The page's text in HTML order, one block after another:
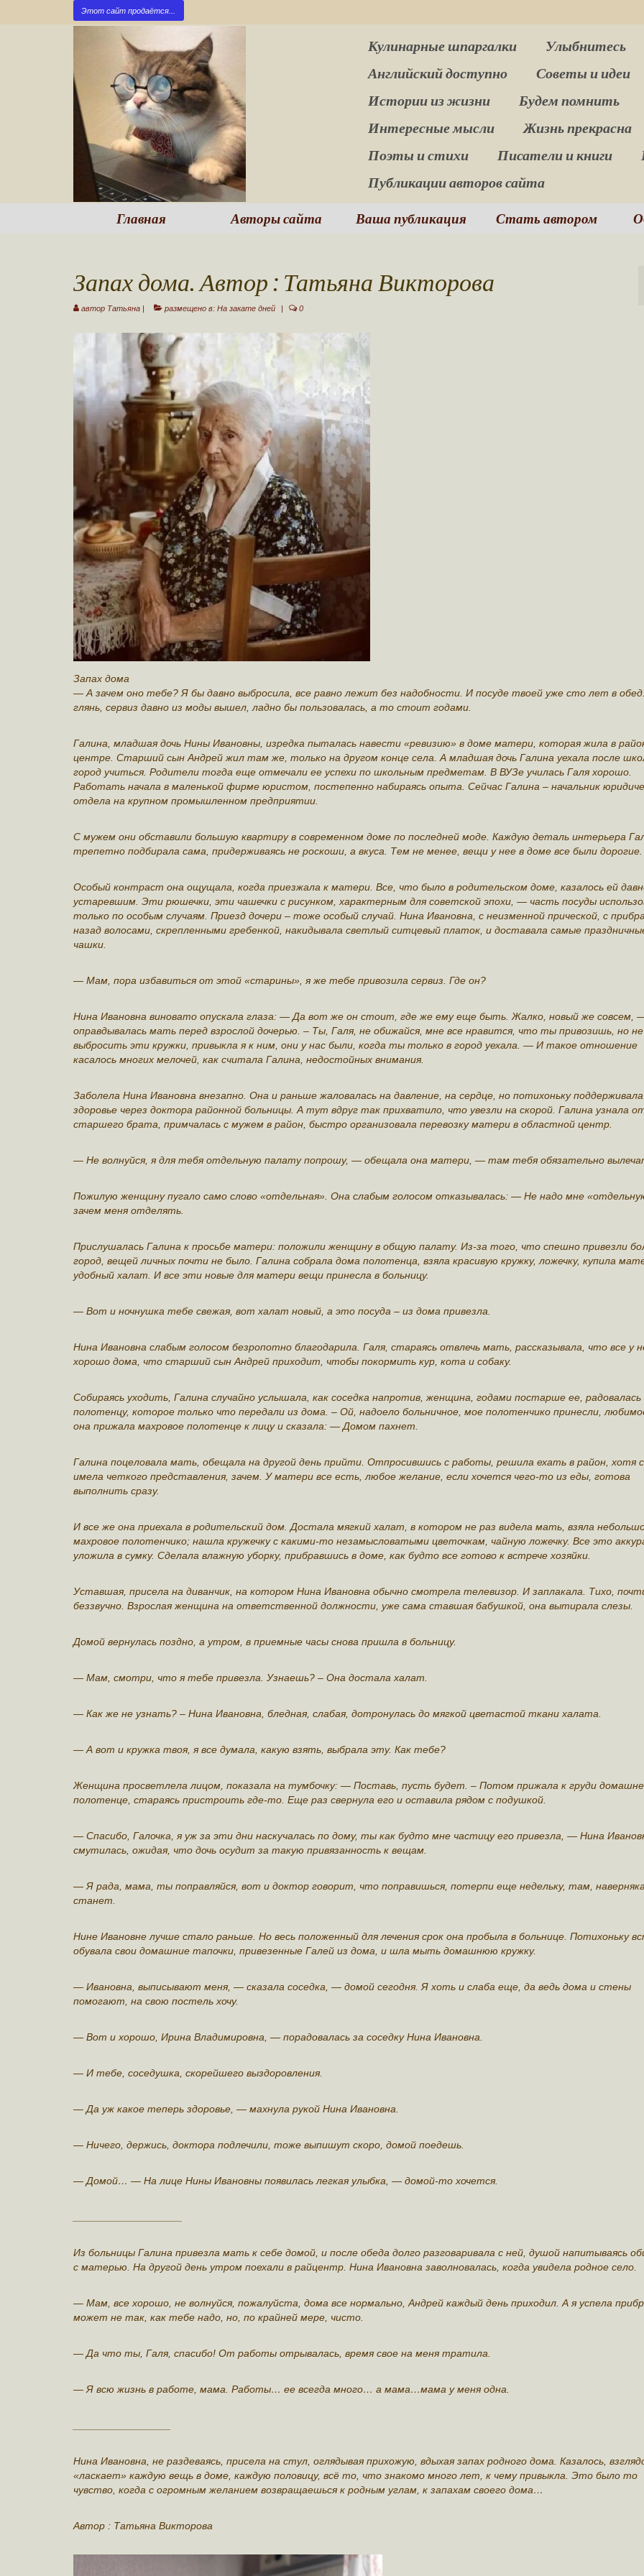
Этот сайт продаётся...
Кулинарные шпаргалки Улыбнитесь
Английский доступно
Советы и идеи
Истории из жизни
Будем помнить
Интересные мысли
Жизнь прекрасна
Поэты и стихи
Писатели и книги
Публикации авторов сайта
Главная Авторы сайта Ваша публикация Стать автором
Запах дома. Автор : Татьяна Викторова
автор Татьяна | размещено в: На закате дней | 0
Запах дома
— А зачем оно тебе? Я бы давно выбросила, все равно лежит без надобности. И посуде твоей уже сто лет в
глянь, сервиз давно из моды вышел, ладно бы пользовалась, а то стоит годами.
Галина, младшая дочь Нины Ивановны, изредка пыталась навести «ревизию» в доме матери, которая жила в
центре. Старший сын Андрей жил там же, только на другом конце села. А младшая дочь Галина уехала после
город учиться. Родители тогда еще отмечали ее успехи по школьным предметам. В ВУЗе училась Галя хорошо.
Работать начала в маленькой фирме юристом, постепенно набираясь опыта. Сейчас Галина – начальник
отдела на крупном промышленном предприятии.
С мужем они обставили большую квартиру в современном доме по последней моде. Каждую деталь интерьера
трепетно подбирала сама, придерживаясь не роскоши, а вкуса. Тем не менее, вещи у нее в доме все были дорогие.
Особый контраст она ощущала, когда приезжала к матери. Все, что было в родительском доме, казалось ей
устаревшим. Эти рюшечки, эти чашечки с рисунком, характерным для советской эпохи, — часть посуды
только по особым случаям. Приезд дочери – тоже особый случай. Нина Ивановна, с неизменной прической, с
назад волосами, скрепленными гребенкой, накидывала светлый ситцевый платок, и доставала самые
чашки.
— Мам, пора избавиться от этой «старины», я же тебе привозила сервиз. Где он?
Нина Ивановна виновато опускала глаза: — Да вот же он стоит, где же ему еще быть. Жалко, новый же совсем,
оправдывалась мать перед взрослой дочерью. – Ты, Галя, не обижайся, мне все нравится, что ты привозишь, но
выбросить эти кружки, привыкла я к ним, они у нас были, когда ты только в город уехала. — И такое отношение
касалось многих мелочей, как считала Галина, недостойных внимания.
Заболела Нина Ивановна внезапно. Она и раньше жаловалась на давление, на сердце, но потихоньку поддерживала
здоровье через доктора районной больницы. А тут вдруг так прихватило, что увезли на скорой. Галина узнала
старшего брата, примчалась с мужем в район, быстро организовала перевозку матери в областной центр.
— Не волнуйся, я для тебя отдельную палату попрошу, — обещала она матери, — там тебя обязательно
Пожилую женщину пугало само слово «отдельная». Она слабым голосом отказывалась: — Не надо мне
зачем меня отделять.
Прислушалась Галина к просьбе матери: положили женщину в общую палату. Из-за того, что спешно привезли
город, вещей личных почти не было. Галина собрала дома полотенца, взяла красивую кружку, ложечку, купила
удобный халат. И все эти новые для матери вещи принесла в больницу.
— Вот и ночнушка тебе свежая, вот халат новый, а это посуда – из дома привезла.
Нина Ивановна слабым голосом безропотно благодарила. Галя, стараясь отвлечь мать, рассказывала, что все у
хорошо дома, что старший сын Андрей приходит, чтобы покормить кур, кота и собаку.
Собираясь уходить, Галина случайно услышала, как соседка напротив, женщина, годами постарше ее, радовалась
полотенцу, которое только что передали из дома. – Ой, надоело больничное, мое полотенчико принесли,
она прижала махровое полотенце к лицу и сказала: — Домом пахнет.
Галина поцеловала мать, обещала на другой день прийти. Отпросившись с работы, решила ехать в район, хотя
имела четкого представления, зачем. У матери все есть, любое желание, если хочется чего-то из еды, готова
выполнить сразу.
И все же она приехала в родительский дом. Достала мягкий халат, в котором не раз видела мать, взяла
махровое полотенчико; нашла кружечку с какими-то незамысловатыми цветочкам, чайную ложечку. Все это
уложила в сумку. Сделала влажную уборку, прибравшись в доме, как будто все готово к встрече хозяйки.
Уставшая, присела на диванчик, на котором Нина Ивановна обычно смотрела телевизор. И заплакала. Тихо,
беззвучно. Взрослая женщина на ответственной должности, уже сама ставшая бабушкой, она вытирала слезы.
Домой вернулась поздно, а утром, в приемные часы снова пришла в больницу.
— Мам, смотри, что я тебе привезла. Узнаешь? – Она достала халат.
— Как же не узнать? – Нина Ивановна, бледная, слабая, дотронулась до мягкой цветастой ткани халата.
— А вот и кружка твоя, я все думала, какую взять, выбрала эту. Как тебе?
Женщина просветлела лицом, показала на тумбочку: — Поставь, пусть будет. – Потом прижала к груди
полотенце, стараясь пристроить где-то. Еще раз свернула его и оставила рядом с подушкой.
— Спасибо, Галочка, я уж за эти дни наскучалась по дому, ты как будто мне частицу его привезла, — Нина
смутилась, ожидая, что дочь осудит за такую привязанность к вещам.
— Я рада, мама, ты поправляйся, вот и доктор говорит, что поправишься, потерпи еще недельку, там,
станет.
Нине Ивановне лучше стало раньше. Но весь положенный для лечения срок она пробыла в больнице. Потихоньку
обувала свои домашние тапочки, привезенные Галей из дома, и шла мыть домашнюю кружку.
— Ивановна, выписывают меня, — сказала соседка, — домой сегодня. Я хоть и слаба еще, да ведь дома и стены
помогают, на свою постель хочу.
— Вот и хорошо, Ирина Владимировна, — порадовалась за соседку Нина Ивановна.
— И тебе, соседушка, скорейшего выздоровления.
— Да уж какое теперь здоровье, — махнула рукой Нина Ивановна.
— Ничего, держись, доктора подлечили, тоже выпишут скоро, домой поедешь.
— Домой… — На лице Нины Ивановны появилась легкая улыбка, — домой-то хочется.
Из больницы Галина привезла мать к себе домой, и после обеда долго разговаривала с ней, душой напитываясь
с матерью. На другой день утром поехали в райцентр. Нина Ивановна заволновалась, когда увидела родное село.
— Мам, все хорошо, не волнуйся, пожалуйста, дома все нормально, Андрей каждый день приходил. А я успела
может не так, как тебе надо, но, по крайней мере, чисто.
— Да что ты, Галя, спасибо! От работы отрывалась, время свое на меня тратила.
— Я всю жизнь в работе, мама. Работы… ее всегда много… а мама…мама у меня одна.
Нина Ивановна, не раздеваясь, присела на стул, оглядывая прихожую, вдыхая запах родного дома. Казалось,
«ласкает» каждую вещь в доме, каждую половицу, всё то, что знакомо много лет, к чему привыкла. Это было то
чувство, когда с огромным желанием возвращаешься к родным углам, к запахам своего дома…
Автор : Татьяна Викторова